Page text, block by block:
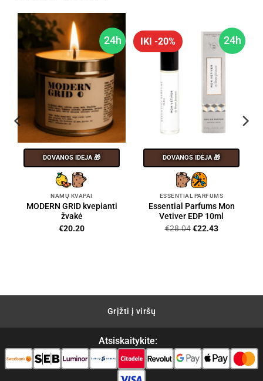
24h
DOVANOS IDĖJA 🎁
NAMŲ KVAPAI
MODERN GRID kvepianti
žvakė
€20.20
24h
IKI -20%
DOVANOS IDĖJA 🎁
ESSENTIAL PARFUMS
Essential Parfums Mon
Vetiver EDP 10ml
€28.04 Original
€22.43Current
Grįžti į viršų
Atsiskaitykite: